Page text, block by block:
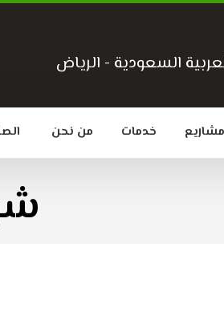
السعودية - الرياض
من نحن خدمات مشاريع